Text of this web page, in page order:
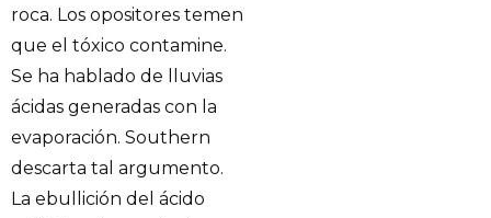
roca. Los opositores temen
que el tóxico contamine.
Se ha hablado de lluvias
ácidas generadas con la
evaporación. Southern
descarta tal argumento.
La ebullición del ácido